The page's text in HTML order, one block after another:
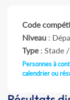
Code
Niveau :
Type: Stade
Personnes à
calendrier ou